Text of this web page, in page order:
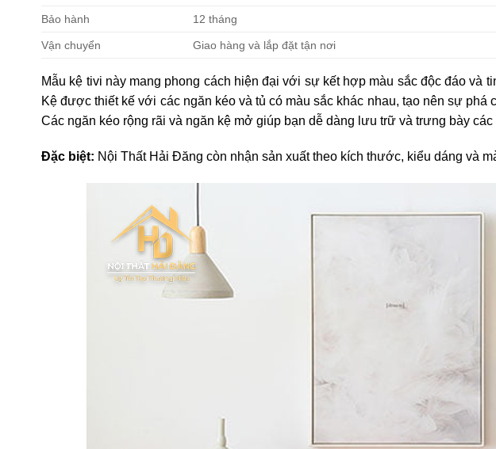
Bảo hành 12 tháng
Vận chuyển Giao hàng và lắp đặt tận nơi
Mẫu kệ tivi này mang phong cách hiện đại với sự kết hợp màu sắc độc đáo và
Kệ được thiết kế với các ngăn kéo và tủ có màu sắc khác nhau, tạo nên sự phá
Các ngăn kéo rộng rãi và ngăn kệ mở giúp bạn dễ dàng lưu trữ và trưng bày các
Đặc biệt: Nội Thất Hải Đăng còn nhận sản xuất theo kích thước, kiểu dáng và